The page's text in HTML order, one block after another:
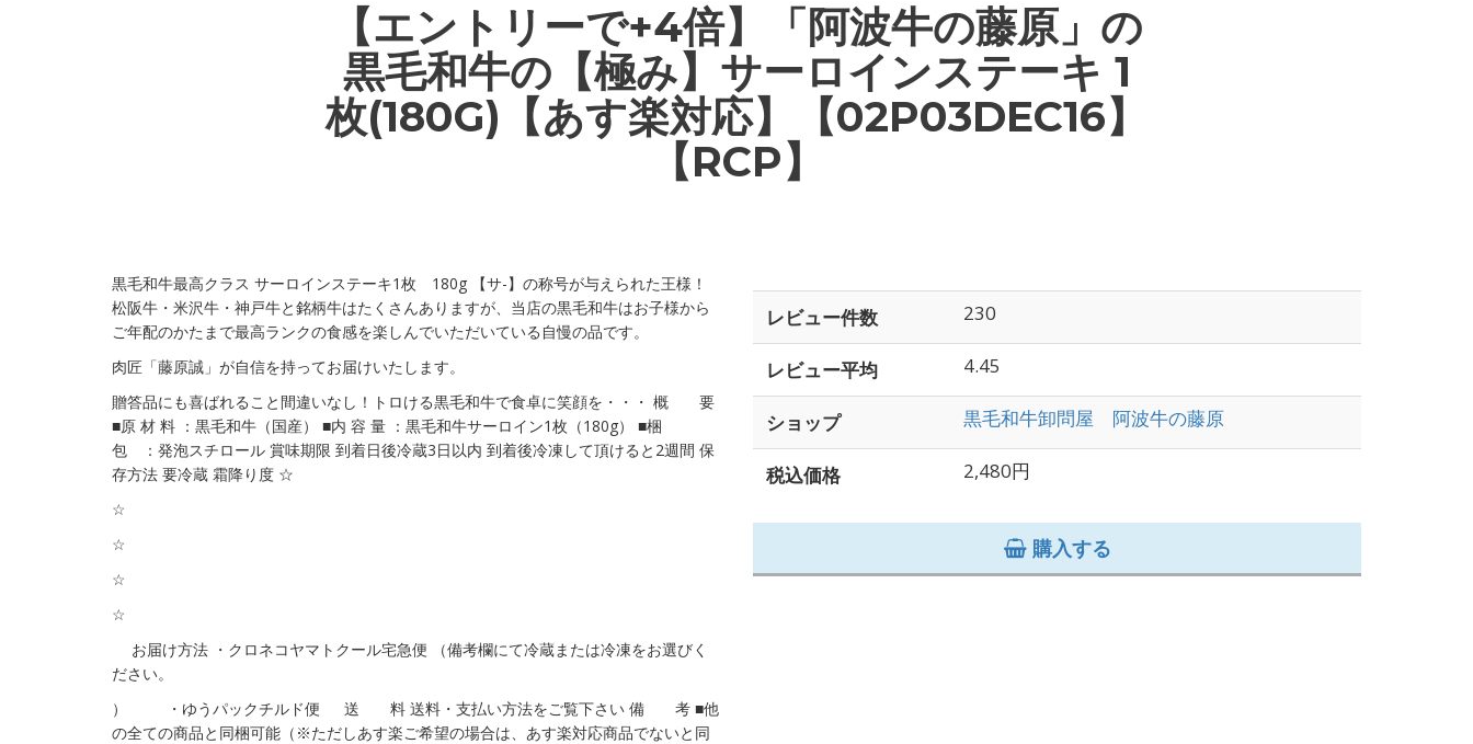
【エントリーで+4倍】「阿波牛の藤原」の
黒毛和牛の【極み】サーロインステーキ 1
枚(180G)【あす楽対応】【02P03DEC16】
【RCP】
黒毛和牛最高クラス サーロインステーキ1枚 180g 【サ-】の称号が与えられた王様！
松阪牛・米沢牛・神戸牛と銘柄牛はたくさんありますが、当店の黒毛和牛はお子様から
ご年配のかたまで最高ランクの食感を楽しんでいただいている自慢の品です。
肉匠「藤原誠」が自信を持ってお届けいたします。
贈答品にも喜ばれること間違いなし！トロける黒毛和牛で食卓に笑顔を・・・ 概 要
■原 材 料 ：黒毛和牛（国産） ■内 容 量 ：黒毛和牛サーロイン1枚（180g） ■梱
包 ：発泡スチロール 賞味期限 到着日後冷蔵3日以内 到着後冷凍して頂けると2週間 保
存方法 要冷蔵 霜降り度 ☆
☆
☆
☆
☆
お届け方法 ・クロネコヤマトクール宅急便 （備考欄にて冷蔵または冷凍をお選びく
ださい。
） ・ゆうパックチルド便 送 料 送料・支払い方法をご覧下さい 備 考 ■他
の全ての商品と同梱可能（※ただしあす楽ご希望の場合は、あす楽対応商品でないと同
レビュー件数 230
レビュー平均 4.45
ショップ 黒毛和牛卸問屋 阿波牛の藤原
税込価格 2,480円
購入する